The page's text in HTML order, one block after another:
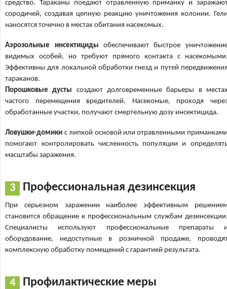
средство. Тараканы поедают отравленную приманку и
сородичей, создавая цепную реакцию уничтожения колонии.
наносятся точечно в местах обитания насекомых.
Аэрозольные инсектициды обеспечивают быстрое
видимых особей, но требуют прямого контакта с
Эффективны для локальной обработки гнезд и путей
тараканов.
Порошковые дусты создают долговременные барьеры в
частого перемещения вредителей. Насекомые, проходя
обработанные участки, получают смертельную дозу инсектицида.
Ловушки-домики с липкой основой или отравленными
помогают контролировать численность популяции и
масштабы заражения.
Профессиональная дезинсекция
При серьезном заражении наиболее эффективным
становится обращение к профессиональным службам
Специалисты используют профессиональные препараты
оборудование, недоступные в розничной продаже,
комплексную обработку помещений с гарантией результата.
Профилактические меры